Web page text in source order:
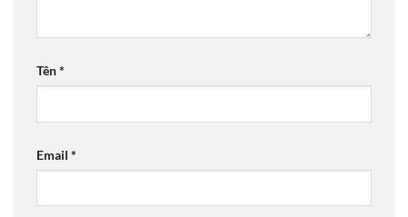
Tên*
Email *